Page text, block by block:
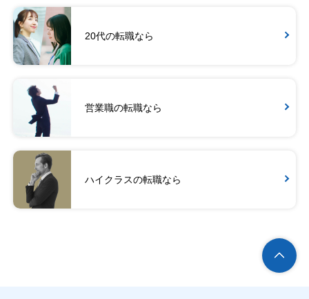
20代の転職なら
営業職の転職なら
ハイクラスの転職なら